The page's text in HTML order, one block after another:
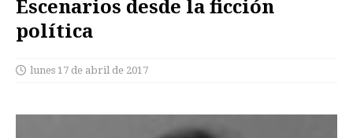
Escenarios desde la ficción
política
lunes 17 de abril de 2017